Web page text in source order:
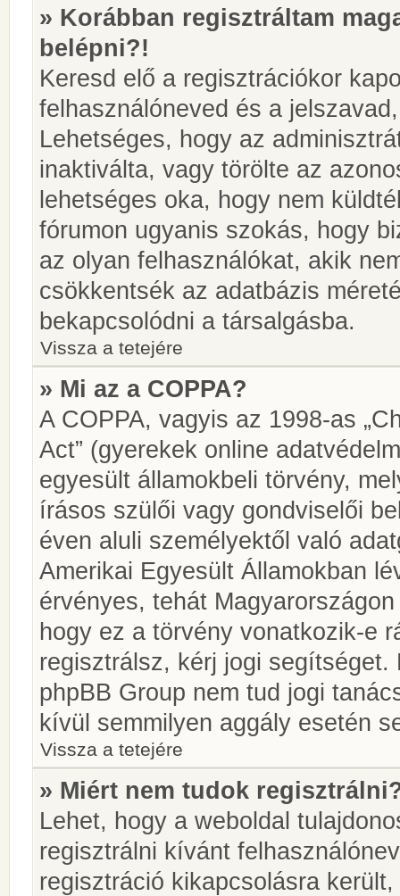
» Korábban regisztráltam
belépni?!
Keresd elő a regisztrációkor
felhasználóneved és a
Lehetséges, hogy az
inaktiválta, vagy törölte az
lehetséges oka, hogy nem
fórumon ugyanis szokás, hogy
az olyan felhasználókat, akik
csökkentsék az adatbázis
bekapcsolódni a társalgásba.
Vissza a tetejére
» Mi az a COPPA?
A COPPA, vagyis az 1998-as
Act” (gyerekek online
egyesült államokbeli törvény,
írásos szülői vagy gondviselői
éven aluli személyektől való
Amerikai Egyesült Államokban
érvényes, tehát
hogy ez a törvény vonatkozik-e
regisztrálsz, kérj jogi
phpBB Group nem tud jogi
kívül semmilyen aggály esetén
Vissza a tetejére
» Miért nem tudok
Lehet, hogy a weboldal
regisztrálni kívánt
regisztráció kikapcsolásra